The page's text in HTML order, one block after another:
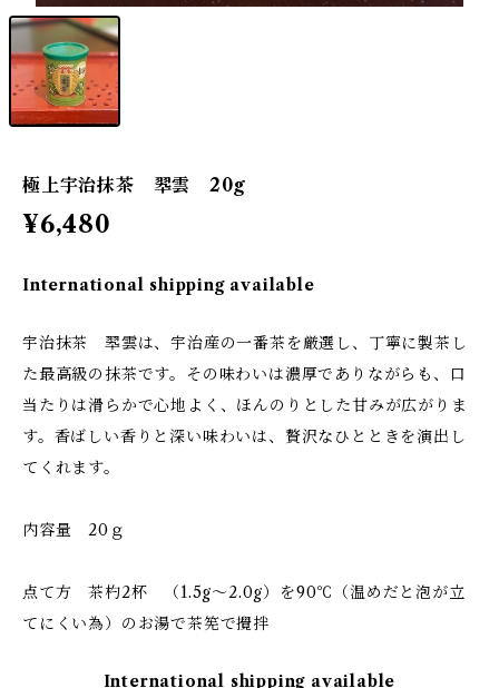
極上宇治抹茶 翆雲 20g
¥6,480
International shipping available
宇治抹茶 翆雲は、宇治産の一番茶を厳選し、丁寧に製茶し
た最高級の抹茶です。その味わいは濃厚でありながらも、口
当たりは滑らかで心地よく、ほんのりとした甘みが広がりま
す。香ばしい香りと深い味わいは、贅沢なひとときを演出し
てくれます。
内容量 20ｇ
点て方 茶杓2杯 （1.5g～2.0g）を90℃（温めだと泡が立
てにくい為）のお湯で茶筅で攪拌
International shipping available